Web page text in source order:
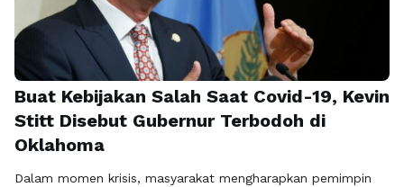
Buat Kebijakan Salah Saat Covid-19, Kevin
Stitt Disebut Gubernur Terbodoh di
Oklahoma
Dalam momen krisis, masyarakat mengharapkan pemimpin